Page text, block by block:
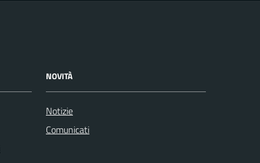
NOVITÀ
Notizie
Comunicati